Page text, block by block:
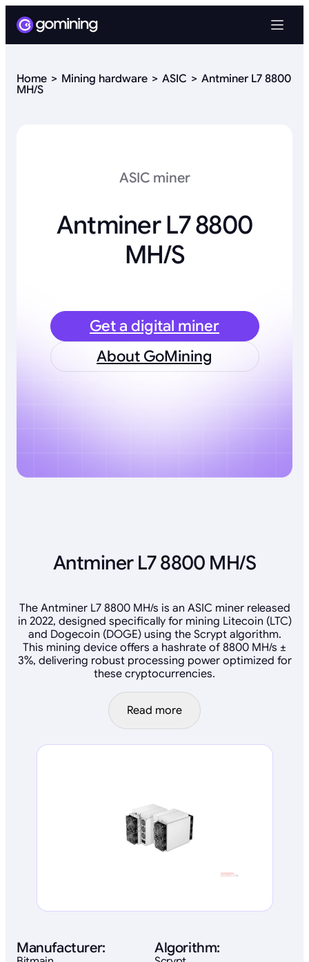
Home Mining hardware ASIC
Antminer L7 8800
MH/S
ASIC miner
Antminer L7 8800
MH/S
Get a digital miner
About GoMining
Antminer L7 8800 MH/S
The Antminer L7 8800 MH/s is an ASIC miner released
in 2022, designed specifically for mining Litecoin (LTC)
and Dogecoin (DOGE) using the Scrypt algorithm.
This mining device offers a hashrate of 8800 MH/s ±
3%, delivering robust processing power optimized for
these cryptocurrencies.
Read more
Manufacturer: Algorithm: